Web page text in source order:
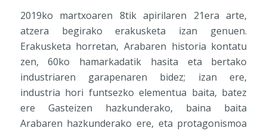
2019ko martxoaren 8tik apirilaren 21era arte,
atzera begirako erakusketa izan genuen.
Erakusketa horretan, Arabaren historia kontatu
zen, 60ko hamarkadatik hasita eta bertako
industriaren garapenaren bidez; izan ere,
industria hori funtsezko elementua baita, batez
ere Gasteizen hazkunderako, baina baita
Arabaren hazkunderako ere, eta protagonismoa